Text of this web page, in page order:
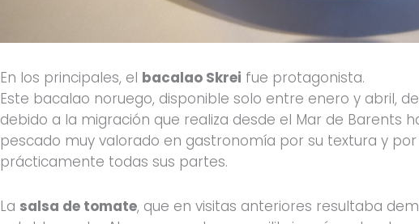
En los principales, el bacalao Skrei fue protagonista.
Este bacalao noruego, disponible solo entre enero y abril,
debido a la migración que realiza desde el Mar de Barents
pescado muy valorado en gastronomía por su textura y
prácticamente todas sus partes.
La salsa de tomate, que en visitas anteriores resultaba